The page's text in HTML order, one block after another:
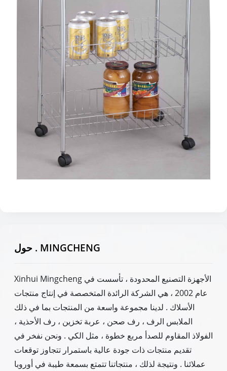
حول . MINGCHENG
Xinhui Mingcheng الأجهزة التصنيع المحدودة ، تأسست في
عام 2002 ، هي الشركة الرائدة المتخصصة في إنتاج منتجات
الأسلاك . لدينا مجموعة واسعة من المنتجات بما في ذلك
الملابس الرف ، رف صحن ، عربة تخزين ، رف الأحذية ،
الفولاذ المقاوم للصدأ مربع خطوة ، مثل الكي . ونحن نفخر في
تقديم منتجات ذات جودة عالية باستمرار تتجاوز توقعات
عملائنا . ونتيجة لذلك ، منتجاتنا تتمتع بسمعة طيبة في أوروبا